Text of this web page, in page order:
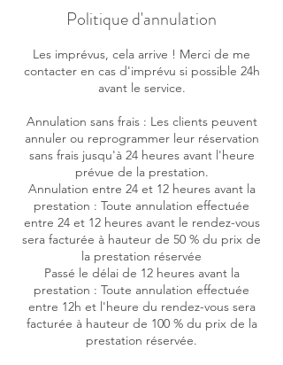
Politique d'annulation
Les imprévus, cela arrive ! Merci de me
contacter en cas d'imprévu si possible 24h
avant le service.
Annulation sans frais : Les clients peuvent
annuler ou reprogrammer leur réservation
sans frais jusqu'à 24 heures avant l'heure
prévue de la prestation.
Annulation entre 24 et 12 heures avant la
prestation : Toute annulation effectuée
entre 24 et 12 heures avant le rendez-vous
sera facturée à hauteur de 50 % du prix de
la prestation réservée
Passé le délai de 12 heures avant la
prestation : Toute annulation effectuée
entre 12h et l'heure du rendez-vous sera
facturée à hauteur de 100 % du prix de la
prestation réservée.